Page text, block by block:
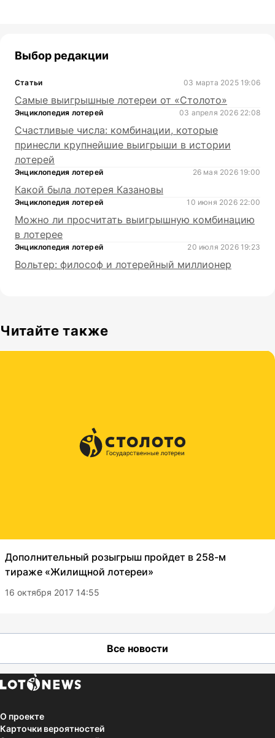
Выбор редакции
Статьи 03 марта 2025 19:06
Самые выигрышные лотереи от «Столото»
Энциклопедия лотерей 03 апреля 2026 22:08
Счастливые числа: комбинации, которые
принесли крупнейшие выигрыши в истории
лотерей
Энциклопедия лотерей 26 мая 2026 19:00
Какой была лотерея Казановы
Энциклопедия лотерей 10 июня 2026 22:00
Можно ли просчитать выигрышную комбинацию
в лотерее
Энциклопедия лотерей 20 июля 2026 19:23
Вольтер: философ и лотерейный миллионер
Читайте также
Дополнительный розыгрыш пройдет в 258-м
тираже «Жилищной лотереи»
16 октября 2017 14:55
Все новости
О проекте
Карточки вероятностей